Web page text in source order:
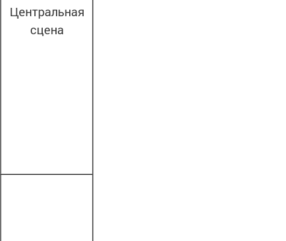
Центральная
сцена